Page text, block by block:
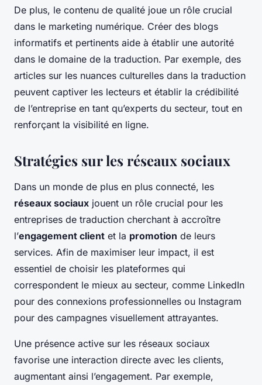
De plus, le contenu de qualité joue un rôle crucial
dans le marketing numérique. Créer des blogs
informatifs et pertinents aide à établir une autorité
dans le domaine de la traduction. Par exemple, des
articles sur les nuances culturelles dans la traduction
peuvent captiver les lecteurs et établir la crédibilité
de l’entreprise en tant qu’experts du secteur, tout en
renforçant la visibilité en ligne.
Stratégies sur les réseaux sociaux
Dans un monde de plus en plus connecté, les
réseaux sociaux jouent un rôle crucial pour les
entreprises de traduction cherchant à accroître
l’engagement client et la promotion de leurs
services. Afin de maximiser leur impact, il est
essentiel de choisir les plateformes qui
correspondent le mieux au secteur, comme LinkedIn
pour des connexions professionnelles ou Instagram
pour des campagnes visuellement attrayantes.
Une présence active sur les réseaux sociaux
favorise une interaction directe avec les clients,
augmentant ainsi l’engagement. Par exemple,